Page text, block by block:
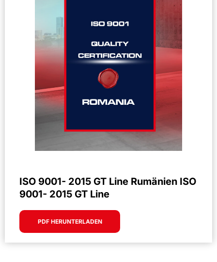
ISO 9001- 2015 GT Line Rumänien ISO
9001- 2015 GT Line
PDF HERUNTERLADEN